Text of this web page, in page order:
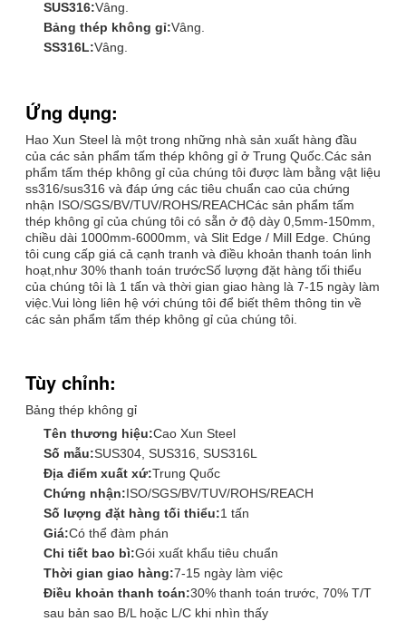
SUS316:Vâng.
Bảng thép không gỉ:Vâng.
SS316L:Vâng.
Ứng dụng:
Hao Xun Steel là một trong những nhà sản xuất hàng đầu
của các sản phẩm tấm thép không gỉ ở Trung Quốc.Các sản
phẩm tấm thép không gỉ của chúng tôi được làm bằng vật liệu
ss316/sus316 và đáp ứng các tiêu chuẩn cao của chứng
nhận ISO/SGS/BV/TUV/ROHS/REACHCác sản phẩm tấm
thép không gỉ của chúng tôi có sẵn ở độ dày 0,5mm-150mm,
chiều dài 1000mm-6000mm, và Slit Edge / Mill Edge. Chúng
tôi cung cấp giá cả cạnh tranh và điều khoản thanh toán linh
hoạt,như 30% thanh toán trướcSố lượng đặt hàng tối thiểu
của chúng tôi là 1 tấn và thời gian giao hàng là 7-15 ngày làm
việc.Vui lòng liên hệ với chúng tôi để biết thêm thông tin về
các sản phẩm tấm thép không gỉ của chúng tôi.
Tùy chỉnh:
Bảng thép không gỉ
Tên thương hiệu:Cao Xun Steel
Số mẫu:SUS304, SUS316, SUS316L
Địa điểm xuất xứ:Trung Quốc
Chứng nhận:ISO/SGS/BV/TUV/ROHS/REACH
Số lượng đặt hàng tối thiểu:1 tấn
Giá:Có thể đàm phán
Chi tiết bao bì:Gói xuất khẩu tiêu chuẩn
Thời gian giao hàng:7-15 ngày làm việc
Điều khoản thanh toán:30% thanh toán trước, 70% T/T
sau bản sao B/L hoặc L/C khi nhìn thấy